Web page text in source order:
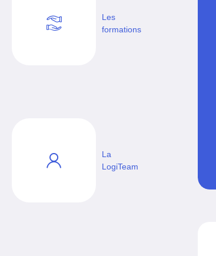
Les
formations
La
LogiTeam